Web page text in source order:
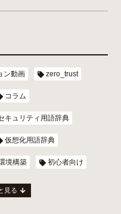
ン動画 zero_trust
コラム
キュリティ用語辞典
仮想化用語辞典
境構築 初心者向け
見る